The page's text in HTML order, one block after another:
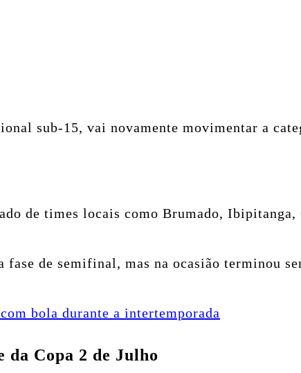
sub-15, vai novamente movimentar a
de times locais como Brumado, Ibipitanga,
fase de semifinal, mas na ocasião terminou
bola durante a intertemporada
Copa 2 de Julho